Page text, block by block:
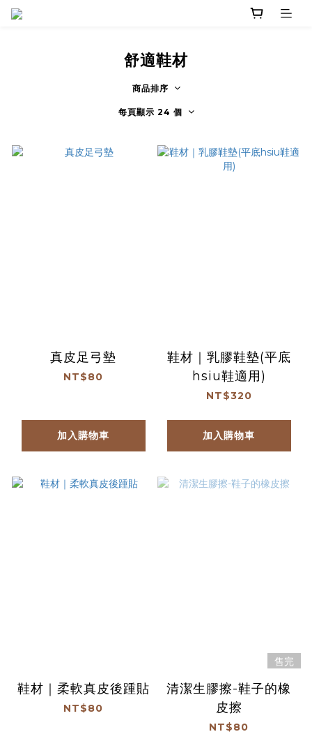
舒適鞋材
商品排序
每頁顯示 24 個
真皮足弓墊
NT$80
加入購物車
鞋材｜乳膠鞋墊(平底
hsiu鞋適用)
NT$320
加入購物車
鞋材｜柔軟真皮後踵貼
NT$80
售完
清潔生膠擦-鞋子的橡
皮擦
NT$80